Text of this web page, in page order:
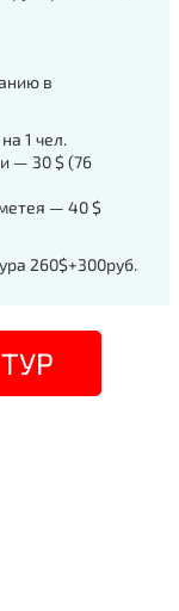
в
1 чел.
— 30 $ (76
— 40 $
260$+300руб.